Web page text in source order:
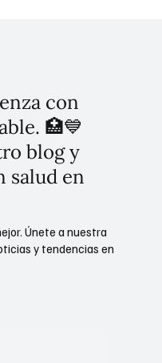
con
🏥💙
blog y
salud en
Únete a nuestra
y tendencias en